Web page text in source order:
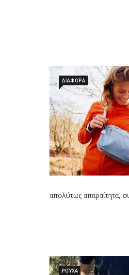
ΔΙΑΦΟΡΑ
απολύτως απαραίτητα,
ΡΟΥΧΑ